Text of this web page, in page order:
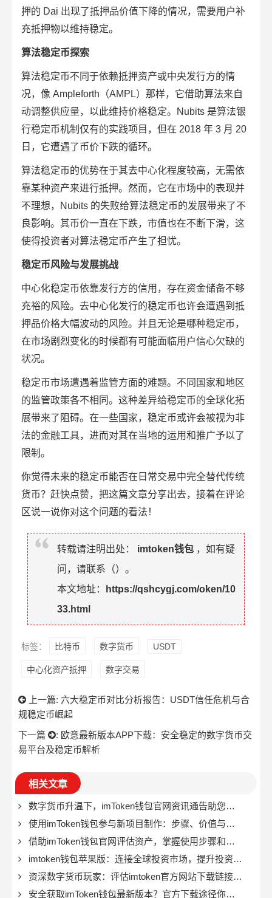
押的 Dai 出现了抵押品价值下降的情况，需要用户补
充抵押物以维持稳定。
算法稳定币探索
算法稳定币不同于依赖抵押资产或中央发行方的情
况，像 Ampleforth（AMPL）那样，它借助算法来自
动调整供应量，以此维持价格稳定。Nubits 是算法银
行稳定币机制仅有的实践项目，但在 2018 年 3 月 20
日，它遭遇了币价下跌的循环。
算法稳定币的优势在于其去中心化程度较高，无需依
靠某种资产来进行抵押。然而，它在市场中的表现并
不理想，Nubits 的失败给算法稳定币的发展带来了不
良影响。其币价一直在下跌，市值也在不断下滑，这
使得投资者对算法稳定币产生了担忧。
稳定币风险与发展挑战
中心化稳定币依靠发行方的信用，存在资金储备不够
充裕的风险。去中心化发行的稳定币也许会遭遇到抵
押品价格大幅波动的风险。并且无论是哪种稳定币，
在市场剧烈变化的时候都有可能面临用户信心欠缺的
状况。
稳定币市场遭遇着监管方面的难题。不同国家和地区
的监管政策各不相同。这种差异给稳定币的全球化拓
展带来了阻碍。在一些国家，稳定币或许会被视为非
法的金融工具，进而对其在当地的运用和推广予以了
限制。
你觉得未来的稳定币能否在日常交易中完全替代传统
货币？赶快点赞，把这篇文章分享出去，接着在评论
区说一说你对这个问题的看法！
转载请注明出处： imtoken钱包 ，如有疑
问，请联系（）。
本文地址：
https://qshcygj.com/oken/10
33.html
标签： 比特币 数字货币 USDT
中心化资产抵押 数字交易
上一篇: 六大稳定币对比分析报告：USDT信任危机与合
规稳定币崛起
下一篇
: 欧意最新版本APP下载：安全稳定的数字货币交
易平台及稳定币解析
相关文章
数字货币升温下，imToken钱包官网资讯通告助您便捷避险
使用imToken钱包参与新项目制作：步骤、价值与注意事项？
借助imToken钱包官网评估资产，掌握使用步骤和估价方式很关键
imtoken钱包苹果版：连接全球投资市场，提升投资效率与安全性
资深数字货币玩家：评估imtoken官方网站下载链接安全性很重要
安全获取imToken钱包最新版本？官方下载途径你必须了解